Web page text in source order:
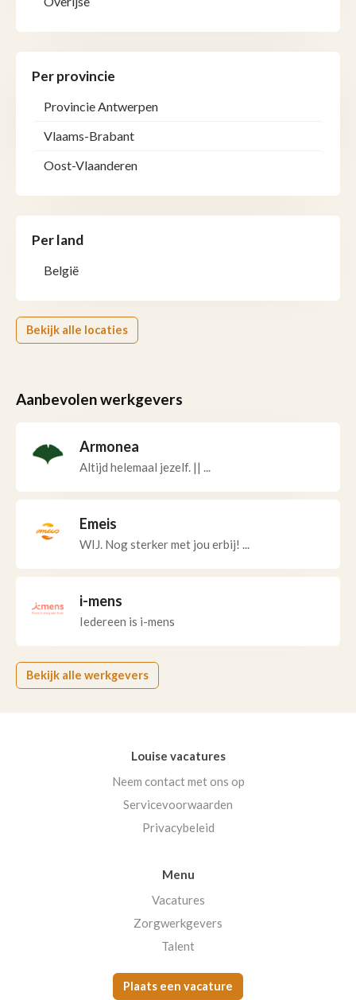
Per provincie
Provincie Antwerpen
Vlaams-Brabant
Oost-Vlaanderen
Per land
België
Bekijk alle locaties
Aanbevolen werkgevers
Armonea
Altijd helemaal jezelf. || ...
Emeis
WIJ. Nog sterker met jou erbij! ...
i-mens
Iedereen is i-mens
Bekijk alle werkgevers
Louise vacatures
Neem contact met ons op
Servicevoorwaarden
Privacybeleid
Menu
Vacatures
Zorgwerkgevers
Talent
Plaats een vacature